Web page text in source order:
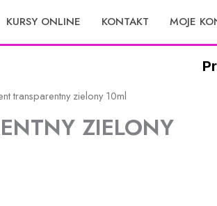
KURSY ONLINE KONTAKT MOJE
transparentny zielony 10ml
ZIELONY